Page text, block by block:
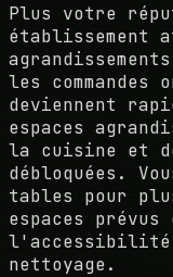
Plus votre
établissement
les
deviennent
espaces
la cuisine et
débloquées.
tables pour
espaces
l'accessibilité
nettoyage.